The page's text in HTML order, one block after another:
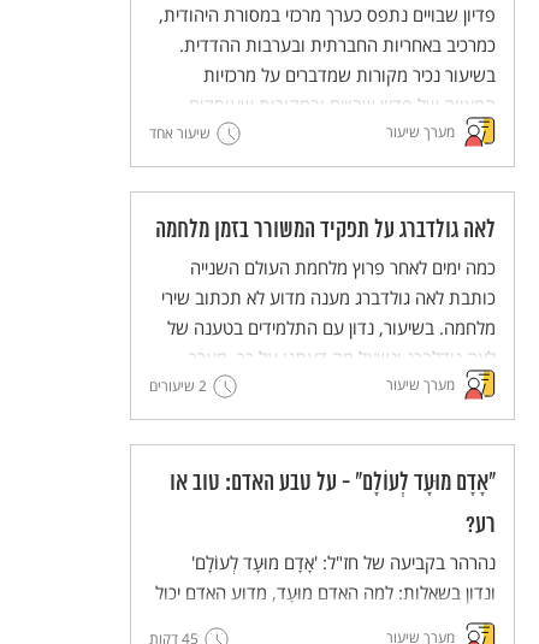
פדיון שבויים נתפס כערך מרכזי במסורת היהודית,
כמרכיב באחריות החברתית ובערבות ההדדית.
בשיעור נכיר מקורות שמדברים על מרכזיות
המצווה של פדיון שבויים ובמקורות שעוסקים
במגבלות על חיוב זה. נקיים דיון כיתתי מבוסס
מקורות על הערך ועל יישומו במציאות בת זמננו.
מערך שיעור שיעור אחד
לאה גולדברג על תפקיד המשורר בזמן מלחמה
כמה ימים לאחר פרוץ מלחמת העולם השנייה
כותבת לאה גולדברג מענה מדוע לא תכתוב שירי
מלחמה. בשיעור, נדון עם התלמידים בטענה של
לאה גודלברג ונשאל מה דעתנו על כך. מערך
שיעור לימים קשים.
מערך שיעור 2 שיעורים
"אָדָם מוּעָד לְעוֹלָם" - על טבע האדם: טוב או
רע?
נהרהר בקביעה של חז"ל: 'אָדָם מוּעָד לְעוֹלָם'
ונדון בשאלות: למה האדם מוּעָד, מדוע האדם יכול
להזיק כמו חיות שאינן מאולפות?
מערך שיעור 45 דקות